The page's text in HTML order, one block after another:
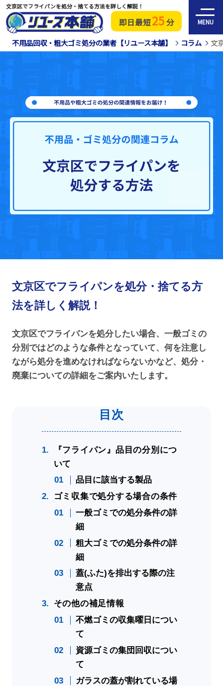
即日最短25分 MENU
文京区でフライパンを処分・捨てる方法を詳しく解説！
不用品回収・粗大ゴミ処分の業者【リユース本舗】 コラム 文
文京区でフライパンを処分・捨てる方
法を詳しく解説！
文京区でフライパンを処分したい場合、一般ゴミの
分別ではどのような条件となっていて、何を注意し
ながら処分を進めなければならないかなど、処分・
廃棄についての詳細をご案内いたします。
『フライパン』品目の分別につ
いて
品目に該当する製品
ゴミ収集で処分する場合の条件
一般ゴミでの処分条件の詳
細
粗大ゴミでの処分条件の詳
細
蓋(ふた)を排出する際の注
意点
その他の補足情報
不燃ゴミの収集曜日につい
て
資源ゴミの集団回収につい
て
ガラスの蓋が割れている場